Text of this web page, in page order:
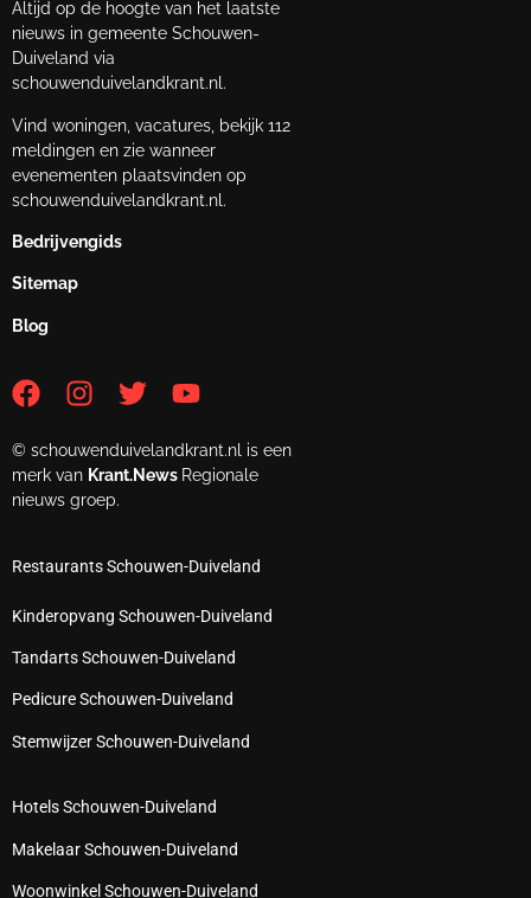
Altijd op de hoogte van het laatste
nieuws in gemeente Schouwen-
Duiveland via
schouwenduivelandkrant.nl.
Vind woningen, vacatures, bekijk 112
meldingen en zie wanneer
evenementen plaatsvinden op
schouwenduivelandkrant.nl.
Bedrijvengids
Sitemap
Blog
© schouwenduivelandkrant.nl is een
merk van Krant.News Regionale
nieuws groep.
Restaurants Schouwen-Duiveland
Kinderopvang Schouwen-Duiveland
Tandarts Schouwen-Duiveland
Pedicure Schouwen-Duiveland
Stemwijzer Schouwen-Duiveland
Hotels Schouwen-Duiveland
Makelaar Schouwen-Duiveland
Woonwinkel Schouwen-Duiveland